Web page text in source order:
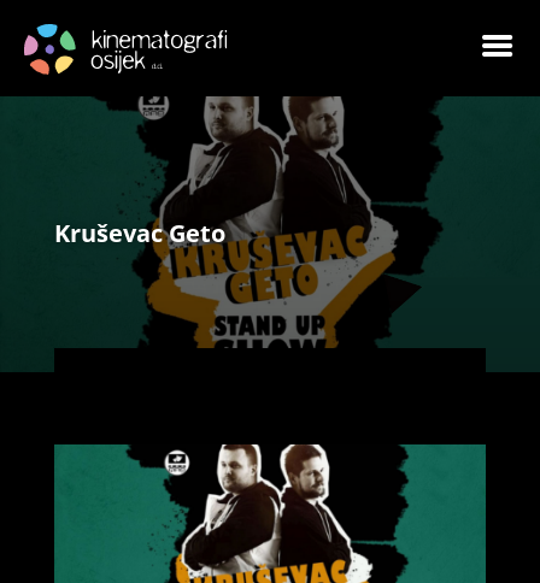
Kruševac Geto